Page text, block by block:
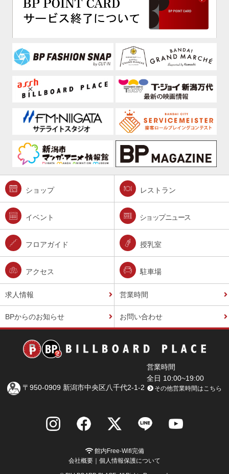
ショップ レストラン
イベント ショップニュース
フロアガイド 授乳室
アクセス 駐車場
求人情報 営業時間
BPからのお知らせ お問い合わせ
〒950-0909 新潟市中央区八千代2-1-2
営業時間
全日 10:00~19:00
その他営業時間はこちら
館内Free-Wifi完備
会社概要 ｜ 個人情報保護について